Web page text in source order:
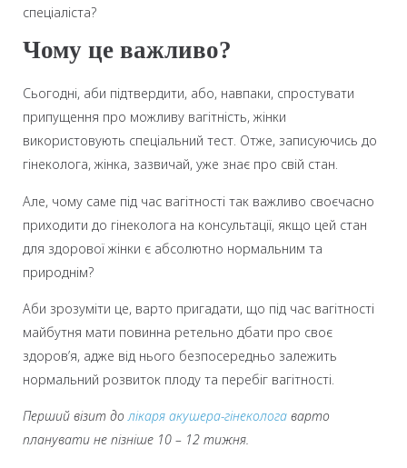
спеціаліста?
Чому це важливо?
Сьогодні, аби підтвердити, або, навпаки, спростувати
припущення про можливу вагітність, жінки
використовують спеціальний тест. Отже, записуючись до
гінеколога, жінка, зазвичай, уже знає про свій стан.
Але, чому саме під час вагітності так важливо своєчасно
приходити до гінеколога на консультації, якщо цей стан
для здорової жінки є абсолютно нормальним та
природнім?
Аби зрозуміти це, варто пригадати, що під час вагітності
майбутня мати повинна ретельно дбати про своє
здоров’я, адже від нього безпосередньо залежить
нормальний розвиток плоду та перебіг вагітності.
Перший візит до лікаря акушера-гінеколога варто
планувати не пізніше 10 – 12 тижня.